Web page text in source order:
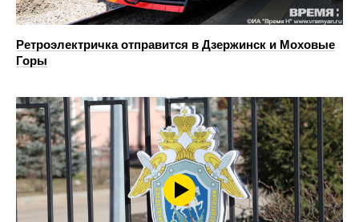
Ретроэлектричка отправится в Дзержинск и Моховые
Горы